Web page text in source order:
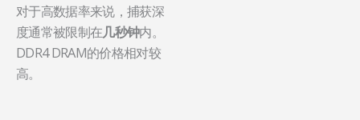
对于高数据率来说，捕获深
度通常被限制在几秒钟内。
DDR4 DRAM的价格相对较
高。